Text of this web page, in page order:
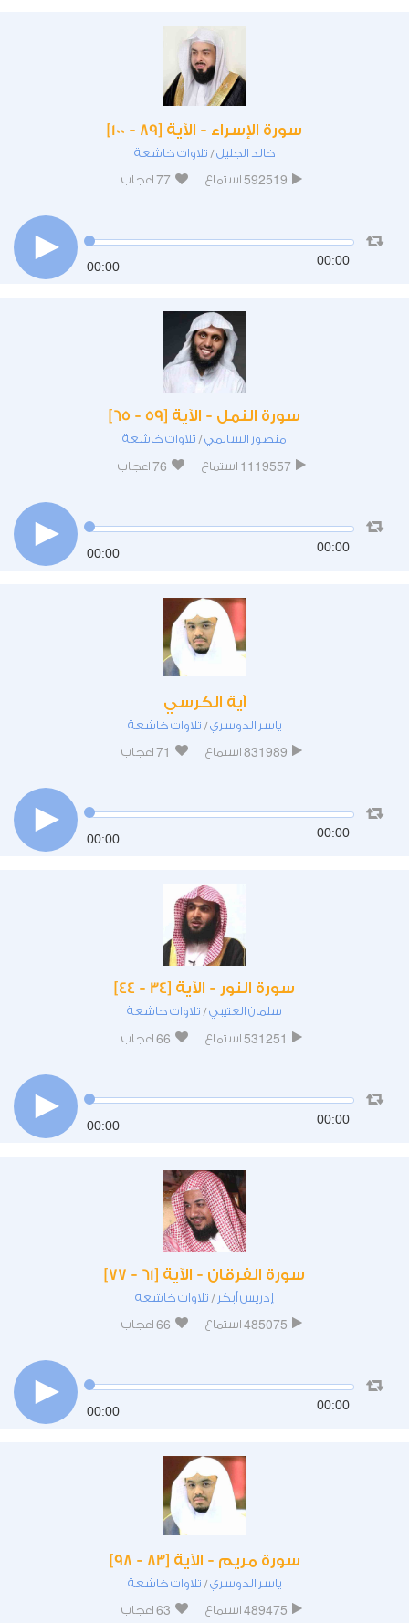
سورة الإسراء - الآية [89 - 100]
خالد الجليل/ تلاوات خاشعة
592519 استماع 77 اعجاب
00:00 00:00
سورة النمل - الآية [59 - 65]
منصور السالمي/ تلاوات خاشعة
1119557 استماع 76 اعجاب
00:00 00:00
آية الكرسي
ياسر الدوسري/ تلاوات خاشعة
831989 استماع 71 اعجاب
00:00 00:00
سورة النور - الآية [34 - 44]
سلمان العتيبي/ تلاوات خاشعة
531251 استماع 66 اعجاب
00:00 00:00
سورة الفرقان - الآية [61 - 77]
إدريس أبكر / تلاوات خاشعة
485075 استماع 66 اعجاب
00:00 00:00
سورة مريم - الآية [83 - 98]
ياسر الدوسري/ تلاوات خاشعة
489475 استماع 63 اعجاب